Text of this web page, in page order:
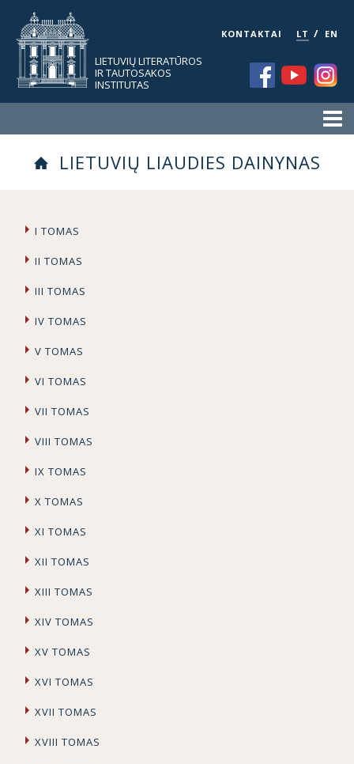
LIETUVIŲ LITERATŪROS
IR TAUTOSAKOS
INSTITUTAS
KONTAKTAI LT / EN
LIETUVIŲ LIAUDIES DAINYNAS
I TOMAS
II TOMAS
III TOMAS
IV TOMAS
V TOMAS
VI TOMAS
VII TOMAS
VIII TOMAS
IX TOMAS
X TOMAS
XI TOMAS
XII TOMAS
XIII TOMAS
XIV TOMAS
XV TOMAS
XVI TOMAS
XVII TOMAS
XVIII TOMAS